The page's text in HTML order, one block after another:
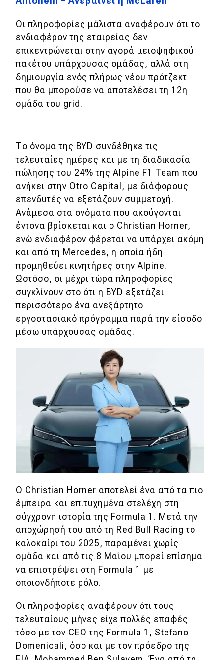
MOTO
Μεταχειρισμένο
Οδηγός αγοράς
Συμβουλές
Συμβουλές
ΚΤΕΟ
Οδική βοήθεια
eDRIVE
DRIVE USED
Οι πληροφορίες μάλιστα αναφέρουν ότι το
ενδιαφέρον της εταιρείας δεν
επικεντρώνεται στην αγορά μειοψηφικού
πακέτου υπάρχουσας ομάδας, αλλά στη
δημιουργία ενός πλήρως νέου πρότζεκτ
που θα μπορούσε να αποτελέσει τη 12η
ομάδα του grid.
Το όνομα της BYD συνδέθηκε τις
τελευταίες ημέρες και με τη διαδικασία
πώλησης του 24% της Alpine F1 Team που
ανήκει στην Otro Capital, με διάφορους
επενδυτές να εξετάζουν συμμετοχή.
Ανάμεσα στα ονόματα που ακούγονται
έντονα βρίσκεται και ο Christian Horner,
ενώ ενδιαφέρον φέρεται να υπάρχει ακόμη
και από τη Mercedes, η οποία ήδη
προμηθεύει κινητήρες στην Alpine.
Ωστόσο, οι μέχρι τώρα πληροφορίες
συγκλίνουν στο ότι η BYD εξετάζει
περισσότερο ένα ανεξάρτητο
εργοστασιακό πρόγραμμα παρά την είσοδο
μέσω υπάρχουσας ομάδας.
Ο Christian Horner αποτελεί ένα από τα πιο
έμπειρα και επιτυχημένα στελέχη στη
σύγχρονη ιστορία της Formula 1. Μετά την
αποχώρησή του από τη Red Bull Racing το
καλοκαίρι του 2025, παραμένει χωρίς
ομάδα και από τις 8 Μαΐου μπορεί επίσημα
να επιστρέψει στη Formula 1 με
οποιονδήποτε ρόλο.
Οι πληροφορίες αναφέρουν ότι τους
τελευταίους μήνες είχε πολλές επαφές
τόσο με τον CEO της Formula 1, Stefano
Domenicali, όσο και με τον πρόεδρο της